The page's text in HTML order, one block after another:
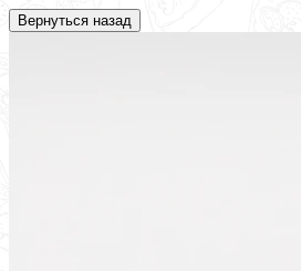
Вернуться назад